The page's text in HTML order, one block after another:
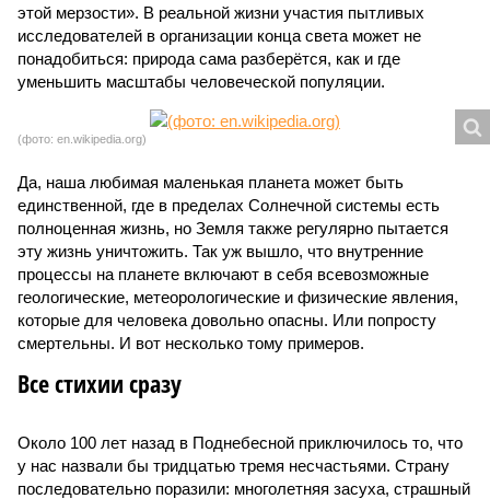
этой мерзости». В реальной жизни участия пытливых
исследователей в организации конца света может не
понадобиться: природа сама разберётся, как и где
уменьшить масштабы человеческой популяции.
(фото: en.wikipedia.org)
Да, наша любимая маленькая планета может быть
единственной, где в пределах Солнечной системы есть
полноценная жизнь, но Земля также регулярно пытается
эту жизнь уничтожить. Так уж вышло, что внутренние
процессы на планете включают в себя всевозможные
геологические, метеорологические и физические явления,
которые для человека довольно опасны. Или попросту
смертельны. И вот несколько тому примеров.
Все стихии сразу
Около 100 лет назад в Поднебесной приключилось то, что
у нас назвали бы тридцатью тремя несчастьями. Страну
последовательно поразили: многолетняя засуха, страшный